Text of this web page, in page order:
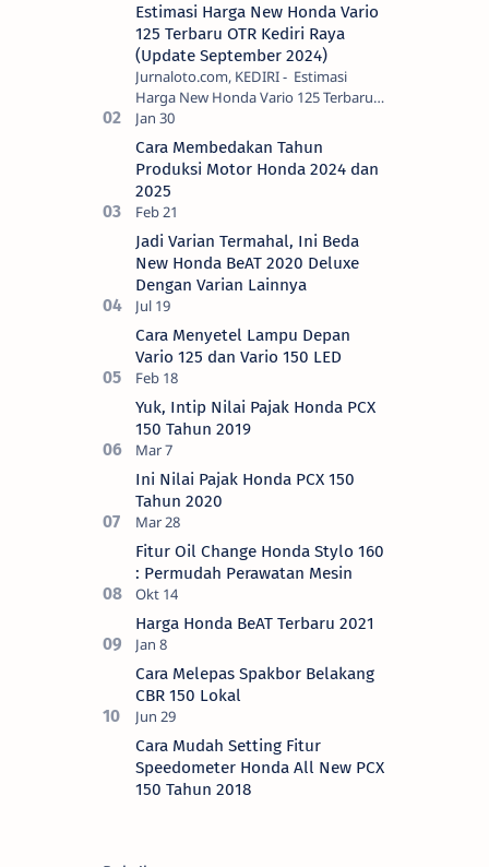
Estimasi Harga New Honda Vario
125 Terbaru OTR Kediri Raya
(Update September 2024)
Jurnaloto.com, KEDIRI - Estimasi
Harga New Honda Vario 125 Terbaru
OTR Kediri Raya (Update September
2024) Brosis sekalian, PT Astra Honda
Motor (AH…
Cara Membedakan Tahun
Produksi Motor Honda 2024 dan
2025
Jadi Varian Termahal, Ini Beda
New Honda BeAT 2020 Deluxe
Dengan Varian Lainnya
Cara Menyetel Lampu Depan
Vario 125 dan Vario 150 LED
Yuk, Intip Nilai Pajak Honda PCX
150 Tahun 2019
Ini Nilai Pajak Honda PCX 150
Tahun 2020
Fitur Oil Change Honda Stylo 160
: Permudah Perawatan Mesin
Harga Honda BeAT Terbaru 2021
Cara Melepas Spakbor Belakang
CBR 150 Lokal
Cara Mudah Setting Fitur
Speedometer Honda All New PCX
150 Tahun 2018